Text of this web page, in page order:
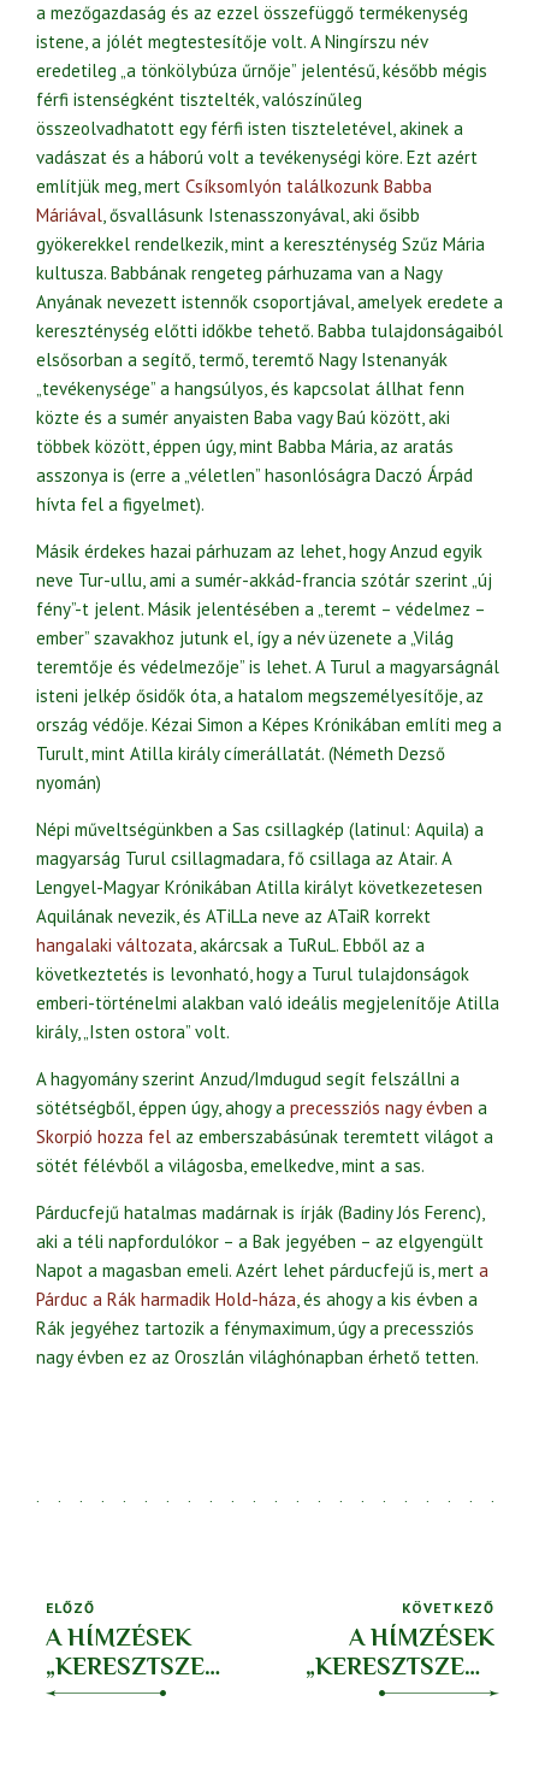
a mezőgazdaság és az ezzel összefüggő termékenység
istene, a jólét megtestesítője volt. A Ningírszu név
eredetileg „a tönkölybúza űrnője” jelentésű, később mégis
férfi istenségként tisztelték, valószínűleg
összeolvadhatott egy férfi isten tiszteletével, akinek a
vadászat és a háború volt a tevékenységi köre. Ezt azért
említjük meg, mert Csíksomlyón találkozunk Babba
Máriával, ősvallásunk Istenasszonyával, aki ősibb
gyökerekkel rendelkezik, mint a kereszténység Szűz Mária
kultusza. Babbának rengeteg párhuzama van a Nagy
Anyának nevezett istennők csoportjával, amelyek eredete a
kereszténység előtti időkbe tehető. Babba tulajdonságaiból
elsősorban a segítő, termő, teremtő Nagy Istenanyák
„tevékenysége” a hangsúlyos, és kapcsolat állhat fenn
közte és a sumér anyaisten Baba vagy Baú között, aki
többek között, éppen úgy, mint Babba Mária, az aratás
asszonya is (erre a „véletlen” hasonlóságra Daczó Árpád
hívta fel a figyelmet).
Másik érdekes hazai párhuzam az lehet, hogy Anzud egyik
neve Tur-ullu, ami a sumér-akkád-francia szótár szerint „új
fény”-t jelent. Másik jelentésében a „teremt – védelmez –
ember” szavakhoz jutunk el, így a név üzenete a „Világ
teremtője és védelmezője” is lehet. A Turul a magyarságnál
isteni jelkép ősidők óta, a hatalom megszemélyesítője, az
ország védője. Kézai Simon a Képes Krónikában említi meg a
Turult, mint Atilla király címerállatát. (Németh Dezső
nyomán)
Népi műveltségünkben a Sas csillagkép (latinul: Aquila) a
magyarság Turul csillagmadara, fő csillaga az Atair. A
Lengyel-Magyar Krónikában Atilla királyt következetesen
Aquilának nevezik, és ATiLLa neve az ATaiR korrekt
hangalaki változata, akárcsak a TuRuL. Ebből az a
következtetés is levonható, hogy a Turul tulajdonságok
emberi-történelmi alakban való ideális megjelenítője Atilla
király, „Isten ostora” volt.
A hagyomány szerint Anzud/Imdugud segít felszállni a
sötétségből, éppen úgy, ahogy a precessziós nagy évben a
Skorpió hozza fel az emberszabásúnak teremtett világot a
sötét félévből a világosba, emelkedve, mint a sas.
Párducfejű hatalmas madárnak is írják (Badiny Jós Ferenc),
aki a téli napfordulókor – a Bak jegyében – az elgyengült
Napot a magasban emeli. Azért lehet párducfejű is, mert a
Párduc a Rák harmadik Hold-háza, és ahogy a kis évben a
Rák jegyéhez tartozik a fénymaximum, úgy a precessziós
nagy évben ez az Oroszlán világhónapban érhető tetten.
ELŐZŐ
A HÍMZÉSEK
„KERESZTSZEMES”
RENDSZERE –
KÖVETKEZŐ
A HÍMZÉSEK
„KERESZTSZEMES”
RENDSZERE –